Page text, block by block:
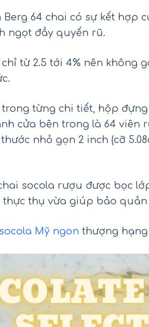
Berg 64 chai có sự kết hợp
ngọt đầy quyến rũ.
từ 2.5 tới 4% nên không
trong từng chi tiết, hộp
cửa bên trong là 64 viên
nhỏ gọn 2 inch (cỡ
socola rượu được bọc
thụ vừa giúp bảo
Mỹ ngon thượng
Muối hồng
Grain của
450.000₫